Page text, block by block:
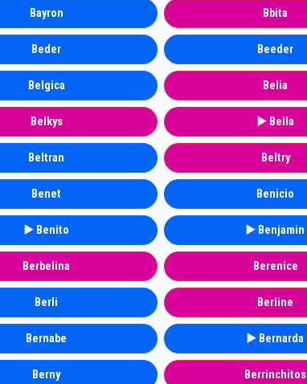
Bayron Bbita
Beder Beeder
Belgica Belia
Belkys ▶️ Bella
Beltran Beltry
Benet Benicio
▶️ Benito ▶️ Benjamin
Berbelina Berenice
Berli Berline
Bernabe ▶️ Bernarda
Berny Berrinchitos